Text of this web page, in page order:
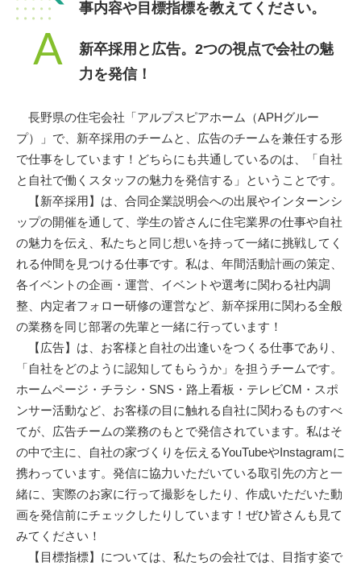
事内容や目標指標を教えてください。
A
新卒採用と広告。2つの視点で会社の魅
力を発信！
長野県の住宅会社「アルプスピアホーム（APHグルー
プ）」で、新卒採用のチームと、広告のチームを兼任する形
で仕事をしています！どちらにも共通しているのは、「自社
と自社で働くスタッフの魅力を発信する」ということです。
【新卒採用】は、合同企業説明会への出展やインターンシ
ップの開催を通して、学生の皆さんに住宅業界の仕事や自社
の魅力を伝え、私たちと同じ想いを持って一緒に挑戦してく
れる仲間を見つける仕事です。私は、年間活動計画の策定、
各イベントの企画・運営、イベントや選考に関わる社内調
整、内定者フォロー研修の運営など、新卒採用に関わる全般
の業務を同じ部署の先輩と一緒に行っています！
【広告】は、お客様と自社の出逢いをつくる仕事であり、
「自社をどのように認知してもらうか」を担うチームです。
ホームページ・チラシ・SNS・路上看板・テレビCM・スポ
ンサー活動など、お客様の目に触れる自社に関わるものすべ
てが、広告チームの業務のもとで発信されています。私はそ
の中で主に、自社の家づくりを伝えるYouTubeやInstagramに
携わっています。発信に協力いただいている取引先の方と一
緒に、実際のお家に行って撮影をしたり、作成いただいた動
画を発信前にチェックしたりしています！ぜひ皆さんも見て
みてください！
【目標指標】については、私たちの会社では、目指す姿で